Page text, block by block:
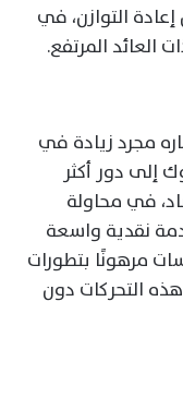
التوازن، في
العائد المرتفع.
مجرد زيادة في
إلى دور أكثر
في محاولة
نقدية واسعة
مرهونًا بتطورات
التحركات دون